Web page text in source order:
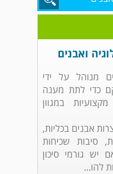
ואבנים
מנוהל על ידי
כדי לתת מענה
במגוון
אבנים בכליות,
סיבות שכיחות
יש גורמי סיכון
להו...